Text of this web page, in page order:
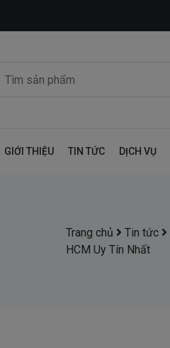
GIỚI THIỆU TIN TỨC DỊCH VỤ
Trang chủ Tin tức
HCM Uy Tín Nhất